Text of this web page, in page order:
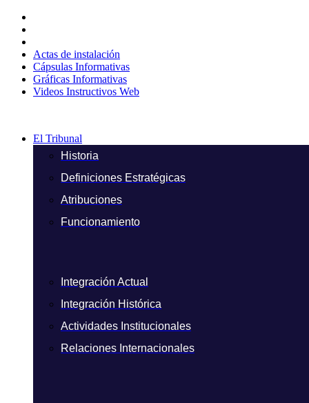
contenido
Actas de instalación
Cápsulas Informativas
Gráficas Informativas
Videos Instructivos Web
El Tribunal
Historia
Definiciones Estratégicas
Atribuciones
Funcionamiento
Integración Actual
Integración Histórica
Actividades Institucionales
Relaciones Internacionales